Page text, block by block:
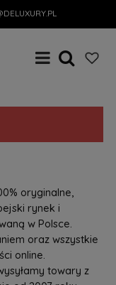
oryginalne,
rynek i
w Polsce.
oraz wszystkie
online.
towary z